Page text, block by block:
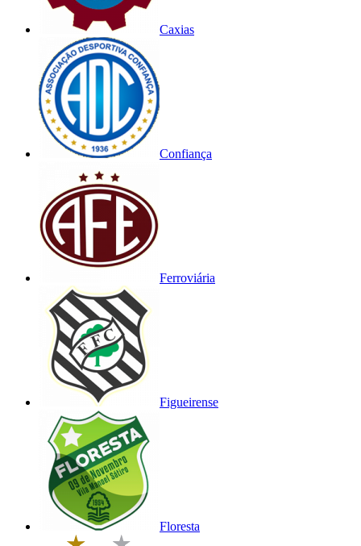
Caxias
Confiança
Ferroviária
Figueirense
Floresta